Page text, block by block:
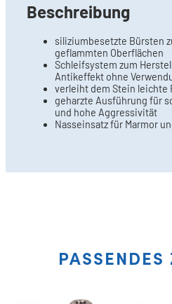
Beschreibung
siliziumbesetzte Bürsten
geflammten Oberflächen
Schleifsystem zum
Antikeffekt ohne
verleiht dem Stein leichte
geharzte Ausführung für
und hohe Aggressivität
Nasseinsatz für Marmor
PASSENDES